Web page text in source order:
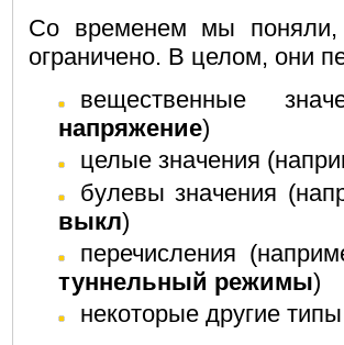
Со временем мы поняли,
ограничено. В целом, они
вещественные
напряжение)
целые значения
булевы значения
выкл)
перечисления
туннельный режимы)
некоторые другие